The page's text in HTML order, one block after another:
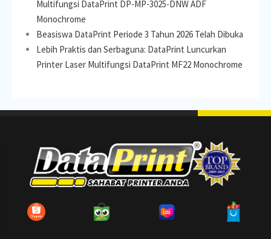
Multifungsi DataPrint DP-MP-3025-DNW ADF
Monochrome
Beasiswa DataPrint Periode 3 Tahun 2026 Telah Dibuka
Lebih Praktis dan Serbaguna: DataPrint Luncurkan
Printer Laser Multifungsi DataPrint MF22 Monochrome